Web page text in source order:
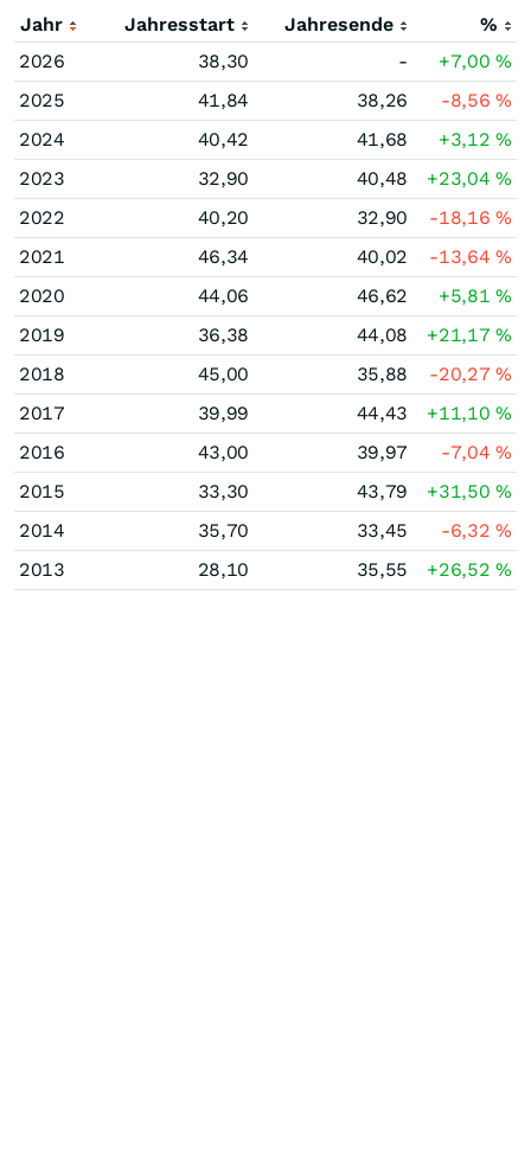
Jahr Jahresstart Jahresende
%
2026
38,30 - +7,00%
2025
41,84 38,26 -8,56%
2024
40,42 41,68 +3,12%
2023
32,90 40,48 +23,04%
2022
40,20 32,90 -18,16%
2021
46,34 40,02 -13,64%
2020
44,06 46,62 +5,81%
2019
36,38 44,08 +21,17%
2018
45,00 35,88 -20,27%
2017
39,99 44,43 +11,10%
2016
43,00 39,97 -7,04%
2015
33,30 43,79 +31,50%
2014
35,70 33,45 -6,32%
2013
28,10 35,55 +26,52%